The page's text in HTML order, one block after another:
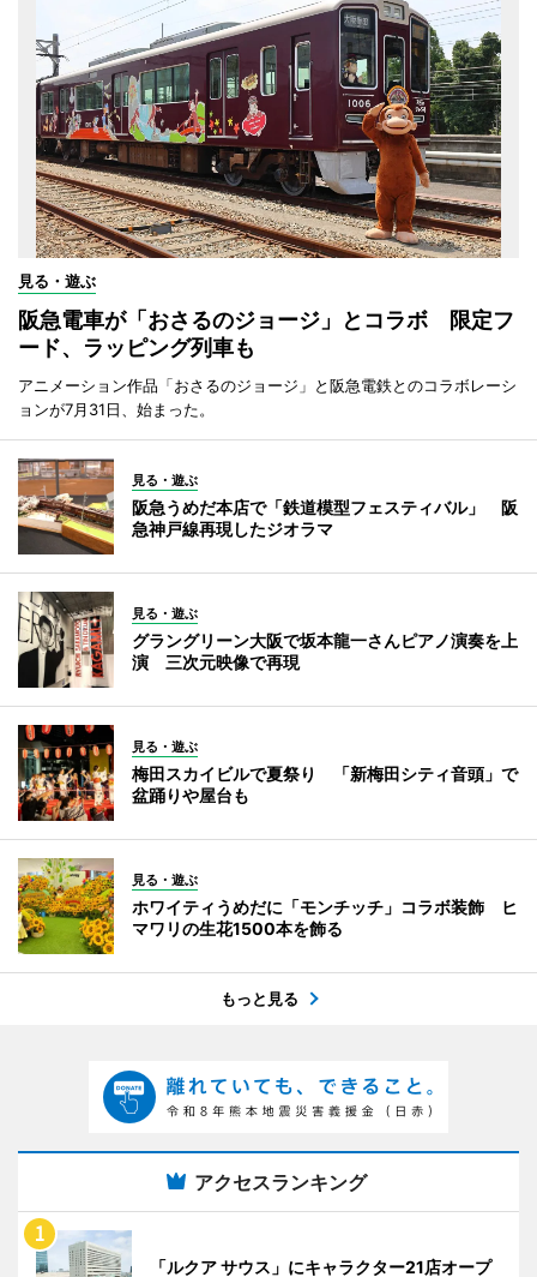
見る・遊ぶ
阪急電車が「おさるのジョージ」とコラボ 限定フ
ード、ラッピング列車も
アニメーション作品「おさるのジョージ」と阪急電鉄とのコラボレーシ
ョンが7月31日、始まった。
見る・遊ぶ
阪急うめだ本店で「鉄道模型フェスティバル」 阪
急神戸線再現したジオラマ
見る・遊ぶ
グラングリーン大阪で坂本龍一さんピアノ演奏を上
演 三次元映像で再現
見る・遊ぶ
梅田スカイビルで夏祭り 「新梅田シティ音頭」で
盆踊りや屋台も
見る・遊ぶ
ホワイティうめだに「モンチッチ」コラボ装飾 ヒ
マワリの生花1500本を飾る
もっと見る
アクセスランキング
「ルクア サウス」にキャラクター21店オープ